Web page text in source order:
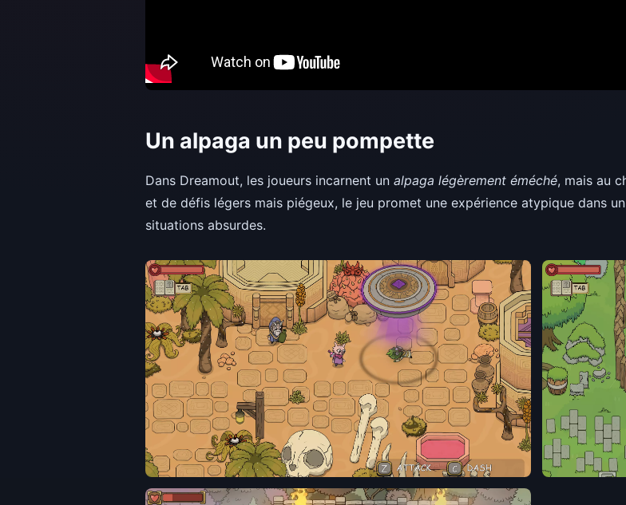
Un alpaga un peu pompette
Dans Dreamout, les joueurs incarnent unalpaga légèrement éméché, mais au
et de défis légers mais piégeux, le jeu promet une expérience atypique dans
situations absurdes.